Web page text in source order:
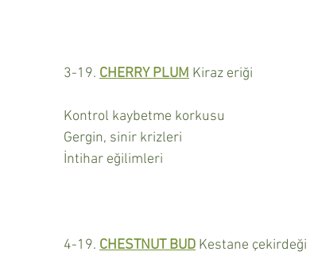
3-19. CHERRY PLUM Kiraz eriği
Kontrol kaybetme korkusu
Gergin, sinir krizleri
İntihar eğilimleri
4-19. CHESTNUT BUD Kestane çekirdeği